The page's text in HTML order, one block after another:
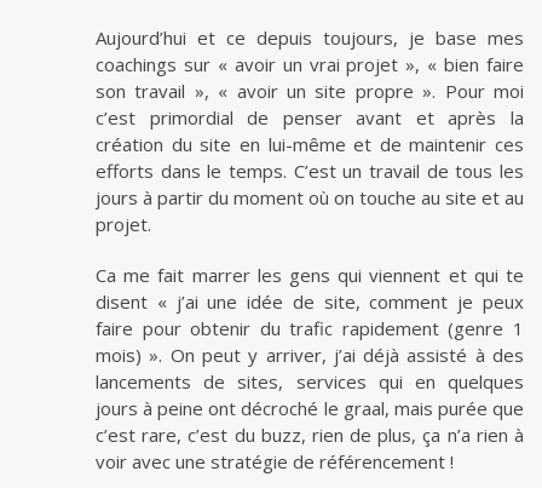
Aujourd’hui et ce depuis toujours, je base mes
coachings sur « avoir un vrai projet », « bien faire
son travail », « avoir un site propre ». Pour moi
c’est primordial de penser avant et après la
création du site en lui-même et de maintenir ces
efforts dans le temps. C’est un travail de tous les
jours à partir du moment où on touche au site et au
projet.
Ca me fait marrer les gens qui viennent et qui te
disent « j’ai une idée de site, comment je peux
faire pour obtenir du trafic rapidement (genre 1
mois) ». On peut y arriver, j’ai déjà assisté à des
lancements de sites, services qui en quelques
jours à peine ont décroché le graal, mais purée que
c’est rare, c’est du buzz, rien de plus, ça n’a rien à
voir avec une stratégie de référencement !